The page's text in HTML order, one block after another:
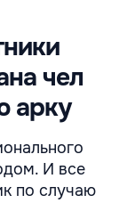
чел
арку
И все
по случаю